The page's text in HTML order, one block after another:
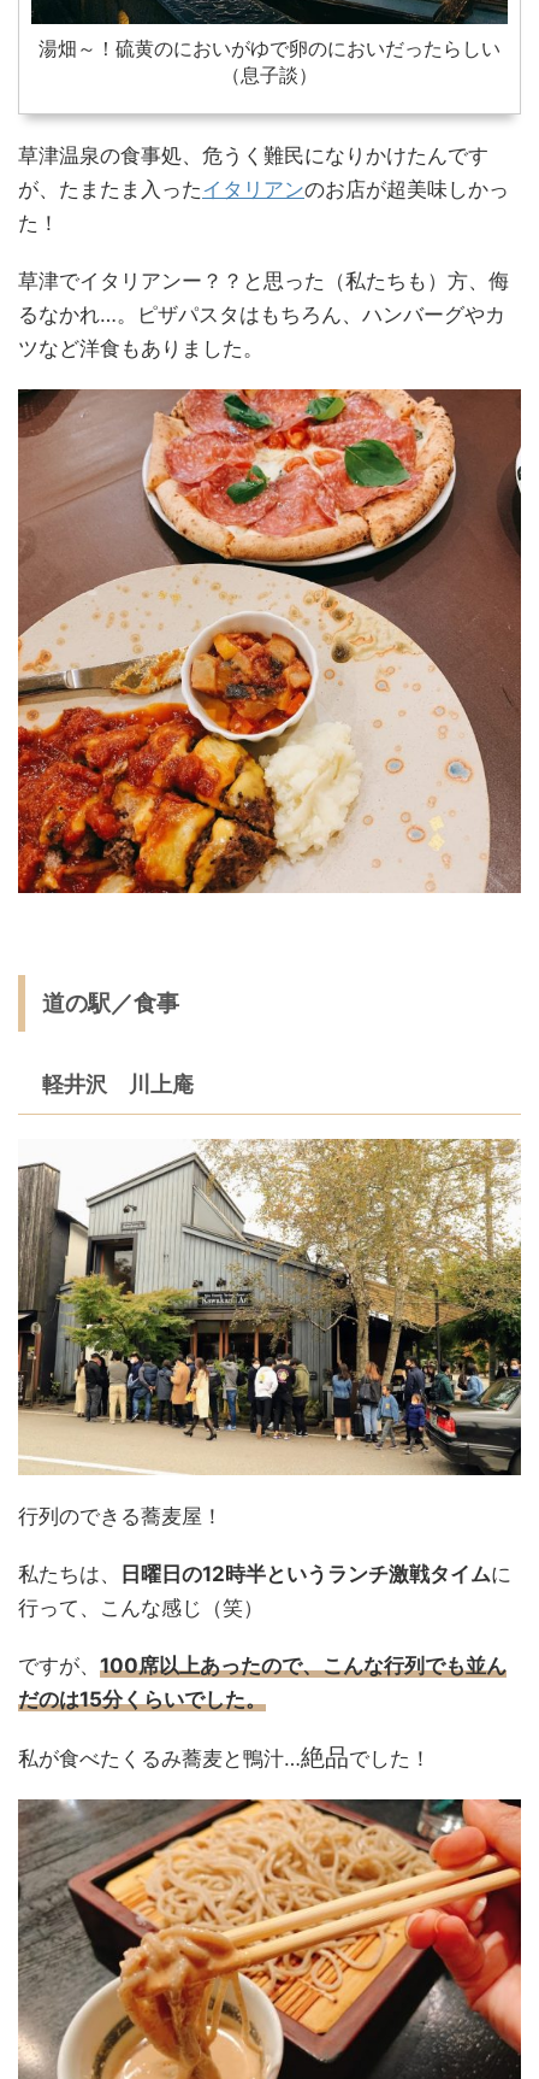
湯畑～！硫黄のにおいがゆで卵のにおいだったらしい
（息子談）
草津温泉の食事処、危うく難民になりかけたんです
が、たまたま入ったイタリアンのお店が超美味しかっ
た！
草津でイタリアンー？？と思った（私たちも）方、侮
るなかれ…。ピザパスタはもちろん、ハンバーグやカ
ツなど洋食もありました。
道の駅／食事
軽井沢 川上庵
行列のできる蕎麦屋！
私たちは、 日曜日の12時半というランチ激戦タイムに
行って、こんな感じ（笑）
ですが、 100席以上あったので、こんな行列でも並ん
だのは15分くらいでした。
私が食べたくるみ蕎麦と鴨汁…絶品でした！